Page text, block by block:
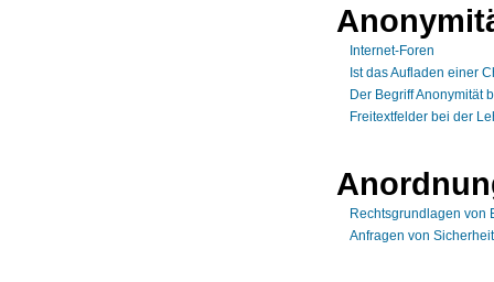
Internet-Foren
Ist das Aufladen einer
Der Begriff Anonymität
Freitextfelder bei der
Rechtsgrundlagen von
Anfragen von